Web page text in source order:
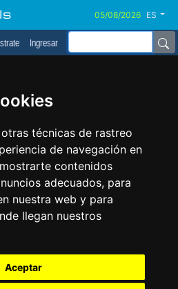
técnicas de rastreo
de navegación en
contenidos
adecuados, para
nuestra web y para
llegan nuestros
Aceptar
ES
Ingresar